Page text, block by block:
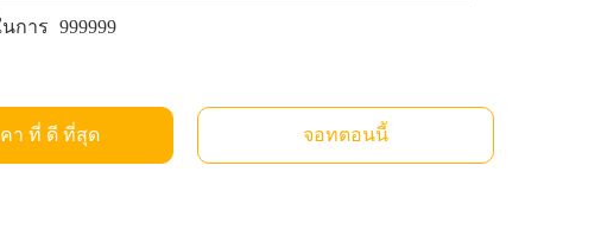
การ
999999
า ที่ ดี ที่สุด จอทตอนนี้